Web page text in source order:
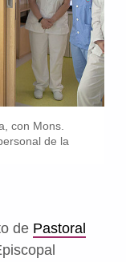
con Mons.
de la
de Pastoral